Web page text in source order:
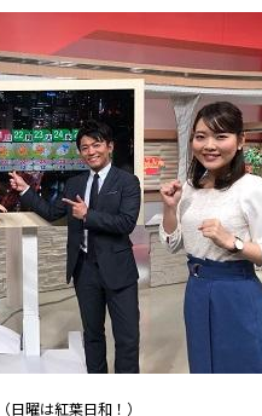
（日曜は紅葉日和！）